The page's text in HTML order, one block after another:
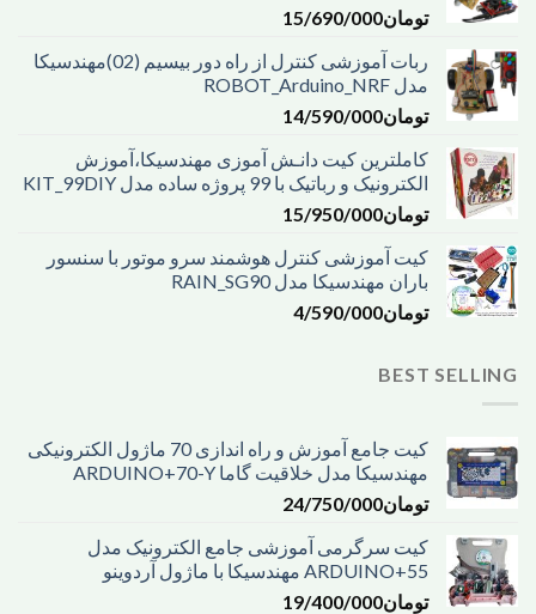
تومان15/690/000
ربات آموزشی کنترل از راه دور بیسیم (02)مهندسیکا
مدل ROBOT_Arduino_NRF
تومان14/590/000
کاملترین کیت دانـش آموزی مهندسیکا،آموزش
الکترونیک و رباتیک با 99 پروژه ساده مدل KIT_99DIY
تومان15/950/000
کیت آموزشی کنترل هوشمند سرو موتور با سنسور
باران مهندسیکا مدل RAIN_SG90
تومان4/590/000
BEST SELLING
کیت جامع آموزش و راه اندازی 70 ماژول الکترونیکی
مهندسیکا مدل خلاقیت گاما ARDUINO+70-Y
تومان24/750/000
کیت سرگرمی آموزشی جامع الکترونیک مدل
ARDUINO+55 مهندسیکا با ماژول آردوینو
تومان19/400/000